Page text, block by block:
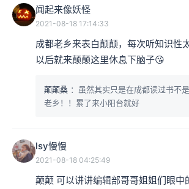
闻起来像妖怪
2021-08-18 17:14:33
成都老乡来表白颠颠，每次听知识性
以后就来颠颠这里休息下脑子😘
颠颠桑 ：虽然其实只是在成都读过书不
老乡！！累了来小阳台就好
lsy慢慢
2021-08-18 04:25:49
颠颠 可以讲讲编辑部哥哥姐姐们眼中